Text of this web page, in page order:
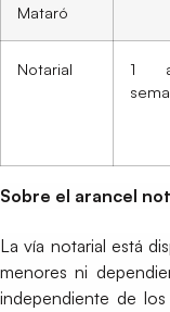
Mataró
Notarial
1
Sobre el arancel
La vía notarial está
menores ni
independiente de